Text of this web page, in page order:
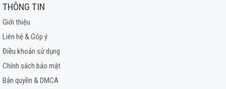
THÔNG TIN
Giới thiệu
Liên hệ & Góp ý
Điều khoản sử dụng
Chính sách bảo mật
Bản quyền & DMCA